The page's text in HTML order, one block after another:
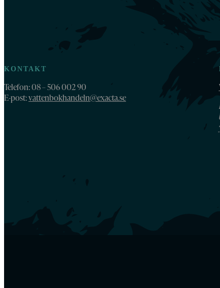
KONTAKT
Telefon: 08 – 506 002 90
E-post:vattenbokhandeln@exacta.se